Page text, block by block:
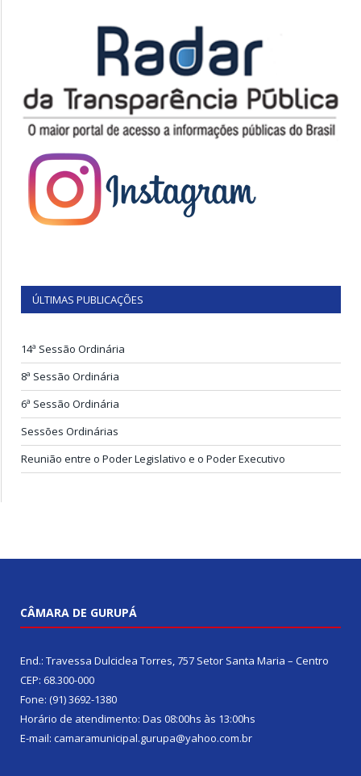
ÚLTIMAS PUBLICAÇÕES
14ª Sessão Ordinária
8ª Sessão Ordinária
6ª Sessão Ordinária
Sessões Ordinárias
Reunião entre o Poder Legislativo e o Poder Executivo
CÂMARA DE GURUPÁ
End.: Travessa Dulciclea Torres, 757 Setor Santa Maria – Centro
CEP: 68.300-000
Fone: (91) 3692-1380
Horário de atendimento: Das 08:00hs às 13:00hs
E-mail: camaramunicipal.gurupa@yahoo.com.br